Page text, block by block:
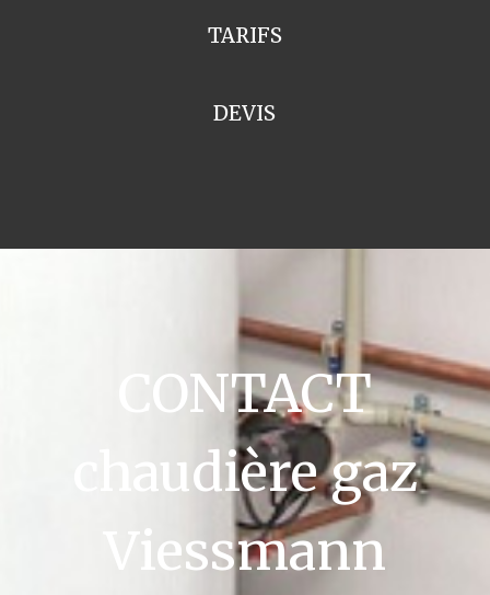
TARIFS
DEVIS
CONTACT
chaudière gaz
Viessmann